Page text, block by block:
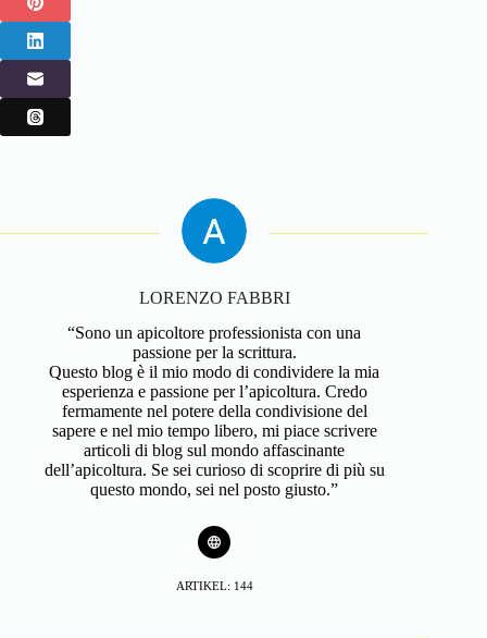
LORENZO FABBRI
“Sono un apicoltore professionista con una
passione per la scrittura.
Questo blog è il mio modo di condividere la mia
esperienza e passione per l’apicoltura. Credo
fermamente nel potere della condivisione del
sapere e nel mio tempo libero, mi piace scrivere
articoli di blog sul mondo affascinante
dell’apicoltura. Se sei curioso di scoprire di più su
questo mondo, sei nel posto giusto.”
ARTIKEL: 144